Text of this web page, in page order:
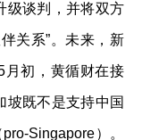
级谈判，并将双方
关系”。未来，新
月初，黄循财在接
坡既不是支持中国
Singapore）。